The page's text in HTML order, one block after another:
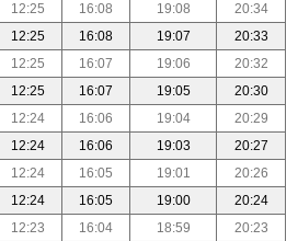
12:25 16:08 19:08
20:34
12:25 16:08 19:07
20:33
12:25 16:07 19:06
20:32
12:25 16:07 19:05
20:30
12:24 16:06 19:04
20:29
12:24 16:06 19:03
20:27
12:24 16:05 19:01
20:26
12:24 16:05 19:00
20:24
12:23 16:04 18:59
20:23